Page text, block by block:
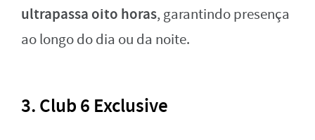
ultrapassa oito horas, garantindo presença
ao longo do dia ou da noite.
3. Club 6 Exclusive